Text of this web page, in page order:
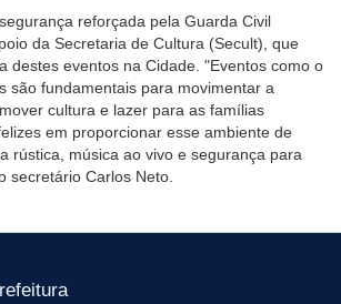
reforçada pela Guarda Civil
da Secretaria de Cultura (Secult), que
destes eventos na Cidade. "Eventos como o
são fundamentais para movimentar a
cultura e lazer para as famílias
em proporcionar esse ambiente de
rústica, música ao vivo e segurança para
secretário Carlos Neto.